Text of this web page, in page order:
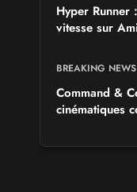
Hyper Runner
vitesse sur
BREAKING NEWS
Command &
cinématiques